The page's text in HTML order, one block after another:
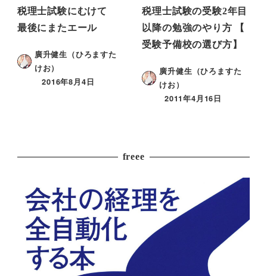
税理士試験にむけて
最後にまたエール
廣升健生（ひろますた
けお）
2016年8月4日
税理士試験の受験2年目
以降の勉強のやり方 【
受験予備校の選び方】
廣升健生（ひろますた
けお）
2011年4月16日
freee